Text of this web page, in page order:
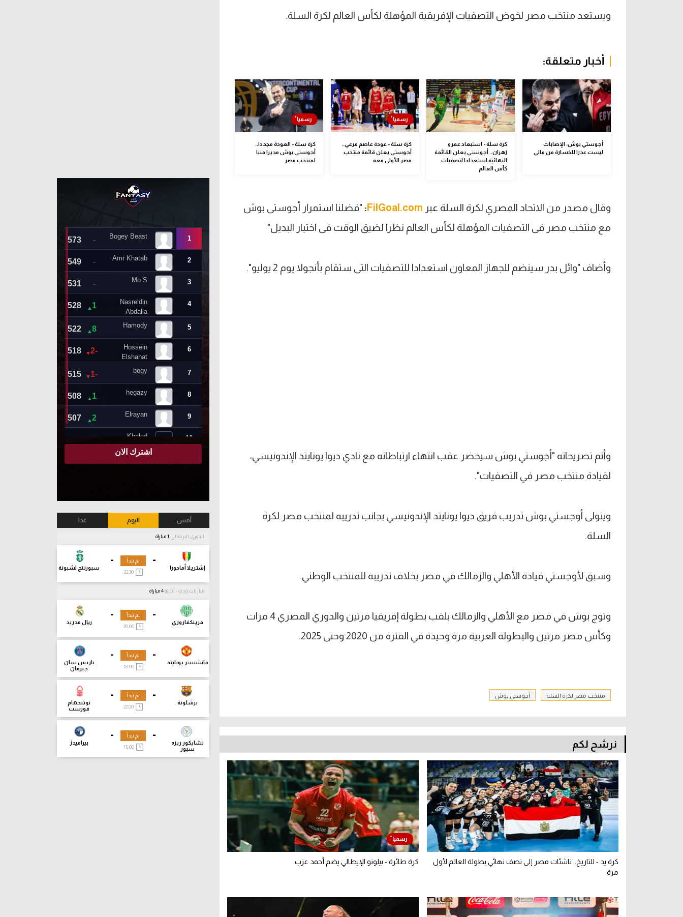
ويستعد منتخب مصر لخوض التصفيات الإفريقية المؤهلة لكأس العالم لكرة السلة.
أخبار متعلقة:
أجوستي بوش: الإصابات
ليست عذرا للخسارة من مالي
كرة سلة - استبعاد عمرو
زهران.. أجوستي يعلن القائمة
النهائية استعدادا لتصفيات
كأس العالم
كرة سلة - عودة عاصم مرعي..
أجوستي يعلن قائمة منتخب
مصر الأولى معه
كرة سلة - العودة مجددا..
أجوستي بوش مديرا فنيا
لمنتخب مصر
وقال مصدر من الاتحاد المصري لكرة السلة عبر FilGoal.com
: "فضلنا استمرار أجوستى بوش
مع منتخب مصر فى التصفيات المؤهلة لكأس العالم نظرا لضيق الوقت فى اختيار البديل"
وأضاف "وائل بدر سينضم للجهاز المعاون استعدادا للتصفيات التى ستقام بأنجولا يوم 2 يوليو".
وأتم تصريحاته "أجوستي بوش سيحضر عقب انتهاء ارتباطاته مع نادي ديوا يونايتد الإندونيسي،
لقيادة منتخب مصر في التصفيات".
ويتولى أوجستي بوش تدريب فريق ديوا يونايتد الإندونيسي بجانب تدريبه لمنتخب مصر لكرة
السلة.
وسبق لأوجستي قيادة الأهلي والزمالك في مصر بخلاف تدريبه للمنتخب الوطني.
وتوج بوش في مصر مع الأهلي والزمالك بلقب بطولة إفريقيا مرتين والدوري المصري 4 مرات
وكأس مصر مرتين والبطولة العربية مرة وحيدة في الفترة من 2020 وحتى 2025.
منتخب مصر لكرة السلة أجوستي بوش
نرشح لكم
كرة يد - للتاريخ.. ناشئات مصر إلى نصف نهائي بطولة العالم لأول
مرة
كرة طائرة - بيلونو الإيطالي يضم أحمد عزب
أمس اليوم غدا
الدوري البرتغالي
-
إشتريلا أمادورا
-
سبورتنج لشبونة
لم تبدأ
22:30
مباريات ودية - أندية
-
فرينكفاروزي
-
ريال مدريد
لم تبدأ
20:00
-
مانشستر يونايتد
-
باريس سان
جيرمان
لم تبدأ
18:00
-
برشلونة
-
نوتنجهام
فورست
لم تبدأ
-
تشايكور ريزه
سبور
-
بيراميدز
لم تبدأ
15:00